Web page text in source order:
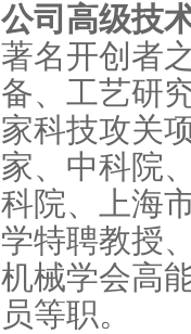
公司高级技
著名开创者
备、工艺研
家科技攻关
家、中科院
科院、上海
学特聘教授
机械学会高
员等职。